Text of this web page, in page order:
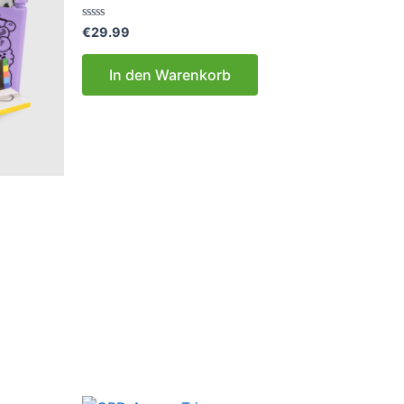
Bewertet
0
€29.99
In den Warenkorb